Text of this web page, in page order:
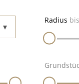
Radius bis